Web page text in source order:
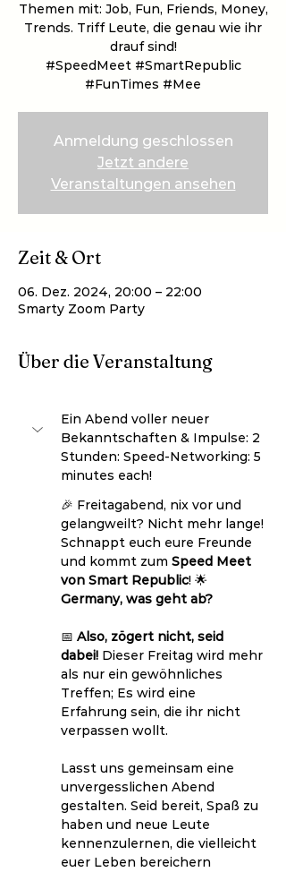
Themen mit: Job, Fun, Friends, Money,
Trends. Triff Leute, die genau wie ihr
drauf sind!
#SpeedMeet #SmartRepublic
#FunTimes #Mee
Anmeldung geschlossen
Jetzt andere
Veranstaltungen ansehen
Zeit & Ort
06. Dez. 2024, 20:00 – 22:00
Smarty Zoom Party
Über die Veranstaltung
Ein Abend voller neuer
Bekanntschaften & Impulse: 2
Stunden: Speed-Networking: 5
minutes each!
🎉 Freitagabend, nix vor und
gelangweilt? Nicht mehr lange!
Schnappt euch eure Freunde
und kommt zum Speed ​​Meet
von Smart Republic! 🌟
Germany, was geht ab?
📅 Also, zögert nicht, seid
dabei! Dieser Freitag wird mehr
als nur ein gewöhnliches
Treffen; Es wird eine
Erfahrung sein, die ihr nicht
verpassen wollt.
Lasst uns gemeinsam eine
unvergesslichen Abend
gestalten. Seid bereit, Spaß zu
haben und neue Leute
kennenzulernen, die vielleicht
euer Leben bereichern